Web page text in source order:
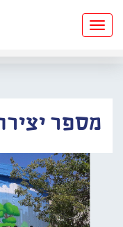
Toggle
navigation
מספר יצירה: